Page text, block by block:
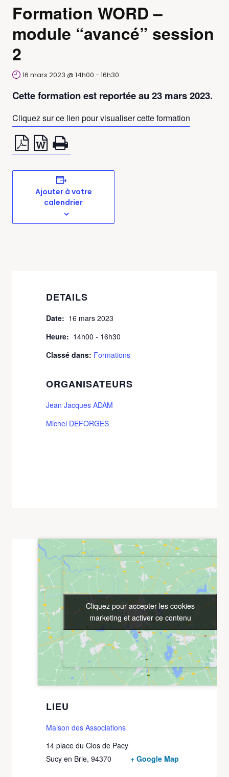
Formation WORD –
module “avancé” session
2
16 mars 2023 @ 14h00 - 16h30
Cette formation est reportée au 23 mars 2023.
Cliquez sur ce lien pour visualiser cette formation
Ajouter à votre
calendrier
DETAILS
Date: 16 mars 2023
Heure: 14h00 - 16h30
Classé dans: Formations
ORGANISATEURS
Jean Jacques ADAM
Michel DEFORGES
LIEU
Maison des Associations
14 place du Clos de Pacy
Sucy en Brie, 94370 + Google Map
Cliquez pour accepter les cookies
marketing et activer ce contenu
Cliquez pour accepter les cookies
marketing et activer ce contenu